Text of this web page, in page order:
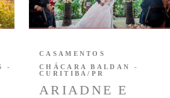
-
ARIADNE E
CASAMENTOS
CHÁCARA BALDAN -
CURITIBA/PR